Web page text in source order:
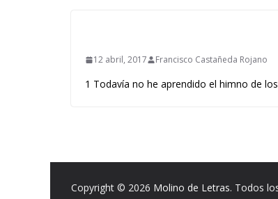
12 abril, 2017 Francisco Castañeda Rojano
1 Todavía no he aprendido el himno de
Copyright © 2026 Molino de Letras. Todos